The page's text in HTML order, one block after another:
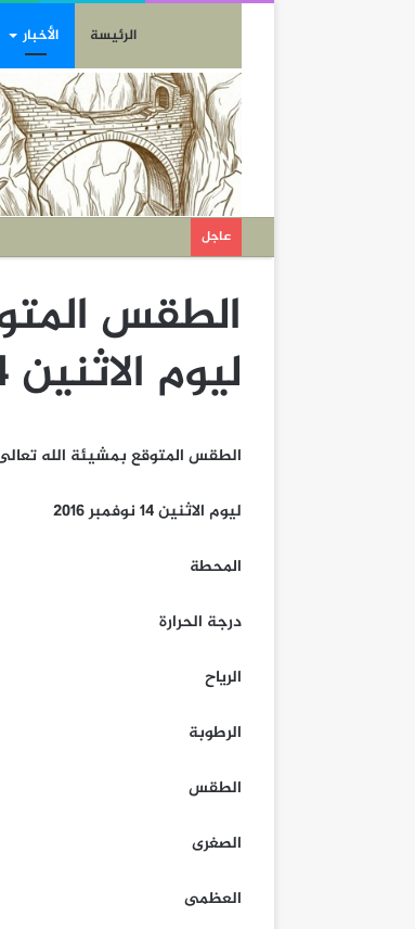
الرئيسة الأخبار
عاجل
الطقس
ليوم الاثنين 14 نوفمبر 2016
الطقس المتوقع بمشيئة الله
ليوم الاثنين 14 نوفمبر 2016
المحطة
درجة الحرارة
الرياح
الرطوبة
الطقس
الصغرى
العظمى